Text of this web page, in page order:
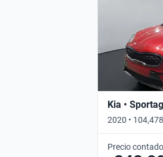
Kia •
2020 •
Precio contado